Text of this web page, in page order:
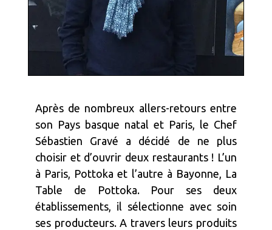
Après de nombreux allers-retours entre
son Pays basque natal et Paris, le Chef
Sébastien Gravé a décidé de ne plus
choisir et d’ouvrir deux restaurants ! L’un
à Paris, Pottoka et l’autre à Bayonne, La
Table de Pottoka. Pour ses deux
établissements, il sélectionne avec soin
ses producteurs. A travers leurs produits